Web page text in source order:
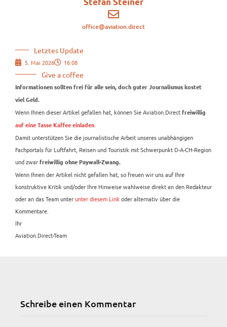
office@aviation.direct
Letztes Update
5. Mai 2026 16:08
Give a coffee
Informationen sollten frei für alle sein, doch guter Journalismus kostet
viel Geld.
Wenn Ihnen dieser Artikel gefallen hat, können Sie Aviation.Direct freiwillig
auf eine Tasse Kaffee einladen
Damit unterstützen Sie die journalistische Arbeit unseres unabhängigen
Fachportals für Luftfahrt, Reisen und Touristik mit Schwerpunkt D-A-CH-Region
und zwar freiwillig ohne Paywall-Zwang.
Wenn Ihnen der Artikel nicht gefallen hat, so freuen wir uns auf Ihre
konstruktive Kritik und/oder Ihre Hinweise wahlweise direkt an den Redakteur
oder an das Team unterunter diesem Link oder alternativ über die
Kommentare.
Ihr
Aviation.Direct-Team
Schreibe einen Kommentar